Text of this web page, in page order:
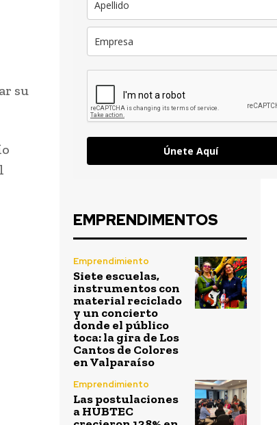
su
Únete Aquí
EMPRENDIMENTOS
Emprendimiento
Siete escuelas,
instrumentos con
material reciclado
y un concierto
donde el público
toca: la gira de Los
Cantos de Colores
en Valparaíso
Emprendimiento
Las postulaciones
a HUBTEC